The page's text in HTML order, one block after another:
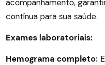
acompanhamento,
contínua para sua saúde.
Exames laboratoriais:
Hemograma completo: